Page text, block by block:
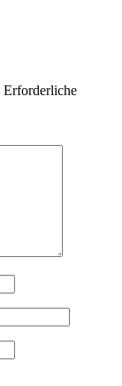
Erforderliche